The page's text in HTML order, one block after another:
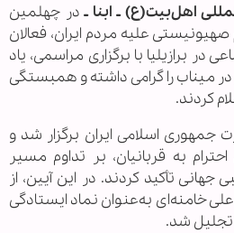
اهل‌بیت(ع) ـ ابنا ـ در چهلمین
صهیونیستی علیه مردم ایران، فعالان
برازیلیا با برگزاری مراسمی، یاد
در میناب را گرامی داشته و همبستگی
کردند.
جمهوری اسلامی ایران برگزار شد و
به قربانیان، بر تداوم مسیر
تأکید کردند. در این آیین، از
خامنه‌ای به‌عنوان نماد ایستادگی
شد.